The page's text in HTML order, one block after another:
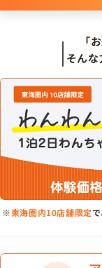
「
そん
※東海圏内10店舗限定